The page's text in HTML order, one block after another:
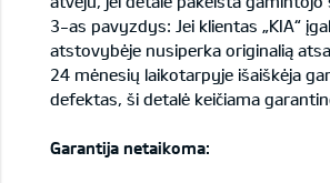
3-as pavyzdys: Jei klientas „KIA“
atstovybėje nusiperka originalią
24 mėnesių laikotarpyje išaiškėja
defektas, ši detalė keičiama
Garantija netaikoma: